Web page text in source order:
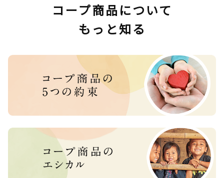
コープ商品について
もっと知る